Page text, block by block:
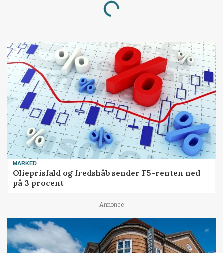
Loading...
MARKED
Olieprisfald og fredshåb sender F5-renten ned
på 3 procent
Annonce